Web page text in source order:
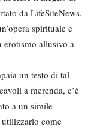
da LifeSiteNews,
spirituale e
erotismo allusivo a
un testo di tal
a merenda, c’è
a un simile
utilizzarlo come